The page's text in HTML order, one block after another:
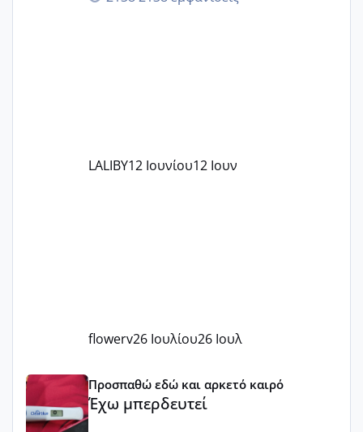
ζερβομανωλάκη (δεν το εψαξε καθόλου
LALIBY12 Ιουνίου12 Ιουν
flowerv26 Ιουλίου26 Ιουλ
Έχω μπερδευτεί
Προσπαθώ εδώ και αρκετό καιρό
Έχω μπερδευτεί